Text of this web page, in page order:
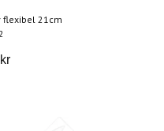
flexibel 21cm